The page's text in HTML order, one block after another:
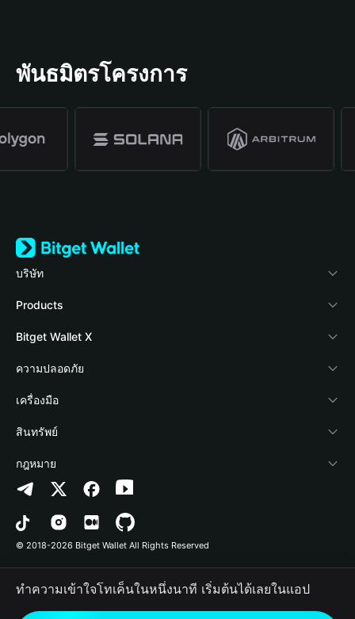
พันธมิตรโครงการ
บริษัท
เกี่ยวกับ Bitget Wallet
Blog
Academy
ข่าวสารด้านคริปโต
ศูนย์ช่วยเหลือ
ติดต่อเรา
ทรัพยากรข้อมูลของแบรนด์
อาชีพ
Products
Crypto Card
Stablecoin Earn
Payfi Crypto
Crypto Swap API
Altcoin Season Index
Prediction Markets
DApp
RWA
Bitget Wallet X
นักพัฒนา
เชื่อมต่อ Wallet
Bitget Wallet Pay
ลิสต์โปรเจกต์
ความปลอดภัย
Protection Fund
เทคโนโลยีความปลอดภัย
เครื่องมือ
ซื้อคริปโต
การตรวจจับการอนุญาต
การตรวจจับสัญญา
การโอนเป็นชุด
สินทรัพย์
Arbitrum
Avalanche
Bitcoin
Polygon
กฎหมาย
นโยบายความเป็นส่วนตัว
ข้อตกลงในการใช้บริการ
© 2018-2026 Bitget Wallet All Rights Reserved
ทำความเข้าใจโทเค็นในหนึ่งนาที เริ่มต้นได้เลยในแอป